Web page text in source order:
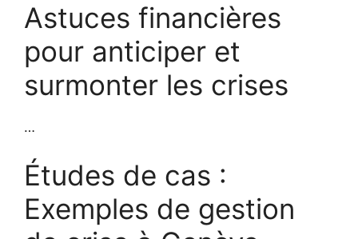
Astuces financières
pour anticiper et
surmonter les crises
…
Études de cas :
Exemples de gestion